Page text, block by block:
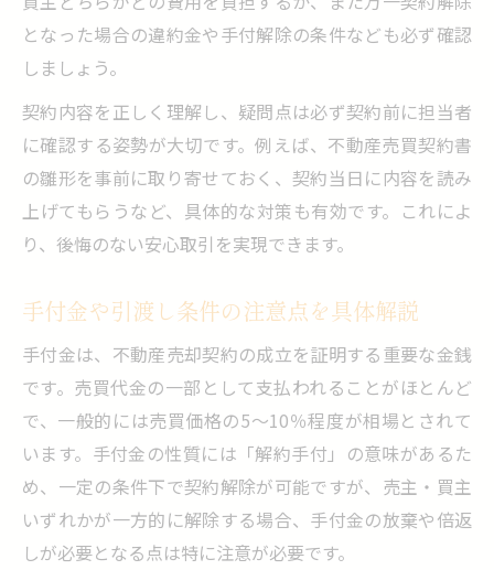
となった場合の違約金や手付解除の条件なども必ず確認
しましょう。
契約内容を正しく理解し、疑問点は必ず契約前に担当者
に確認する姿勢が大切です。例えば、不動産売買契約書
の雛形を事前に取り寄せておく、契約当日に内容を読み
上げてもらうなど、具体的な対策も有効です。これによ
り、後悔のない安心取引を実現できます。
手付金や引渡し条件の注意点を具体解説
手付金は、不動産売却契約の成立を証明する重要な金銭
です。売買代金の一部として支払われることがほとんど
で、一般的には売買価格の5～10％程度が相場とされて
います。手付金の性質には「解約手付」の意味があるた
め、一定の条件下で契約解除が可能ですが、売主・買主
いずれかが一方的に解除する場合、手付金の放棄や倍返
しが必要となる点は特に注意が必要です。